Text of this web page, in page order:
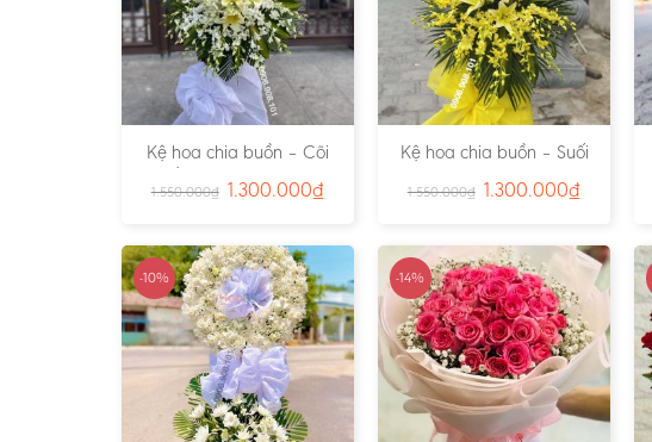
Kệ hoa chia buồn – Cõi
Trần Gian – Ms:4724
1.550.000₫ 1.300.000₫
Kệ hoa chia buồn – Suối
1.550.000₫ 1.300.000₫
-10% -14%